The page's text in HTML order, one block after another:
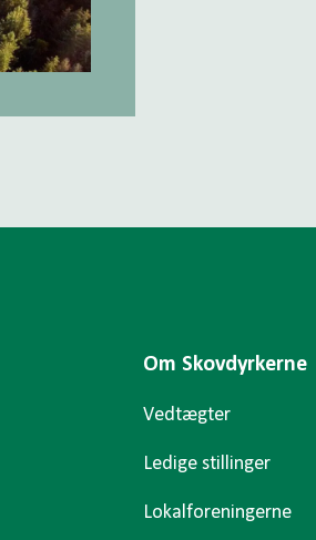
Om Skovdyrkerne
Vedtægter
Ledige stillinger
Lokalforeningerne